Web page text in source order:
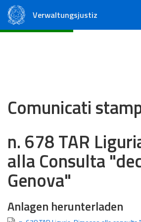
Verwaltungsjustiz
Comunicati
n. 678 TAR
alla Consulta
Genova"
Anlagen herunterladen